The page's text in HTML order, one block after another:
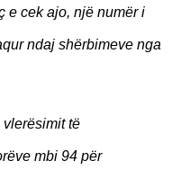
e cek ajo, një numër i
ndaj shërbimeve nga
vlerësimit të
mbi 94 për